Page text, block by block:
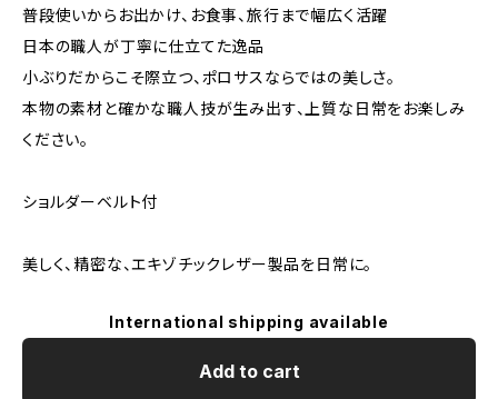
普段使いからお出かけ、お食事、旅行まで幅広く活躍
日本の職人が丁寧に仕立てた逸品
小ぶりだからこそ際立つ、ポロサスならではの美しさ。
本物の素材と確かな職人技が生み出す、上質な日常をお楽しみ
ください。
ショルダーベルト付
美しく、精密な、エキゾチックレザー製品を日常に。
International shipping available
Add to cart